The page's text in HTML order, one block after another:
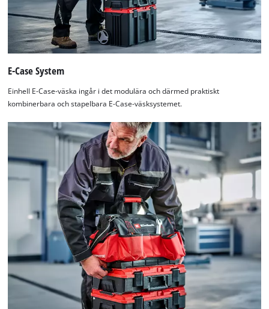
E-Case System
Einhell E-Case-väska ingår i det modulära och därmed praktiskt
kombinerbara och stapelbara E-Case-väsksystemet.